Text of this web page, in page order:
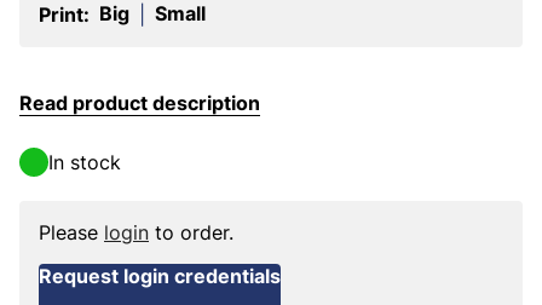
Print: Big Small
Read product description
In stock
Please login to order.
Request login credentials